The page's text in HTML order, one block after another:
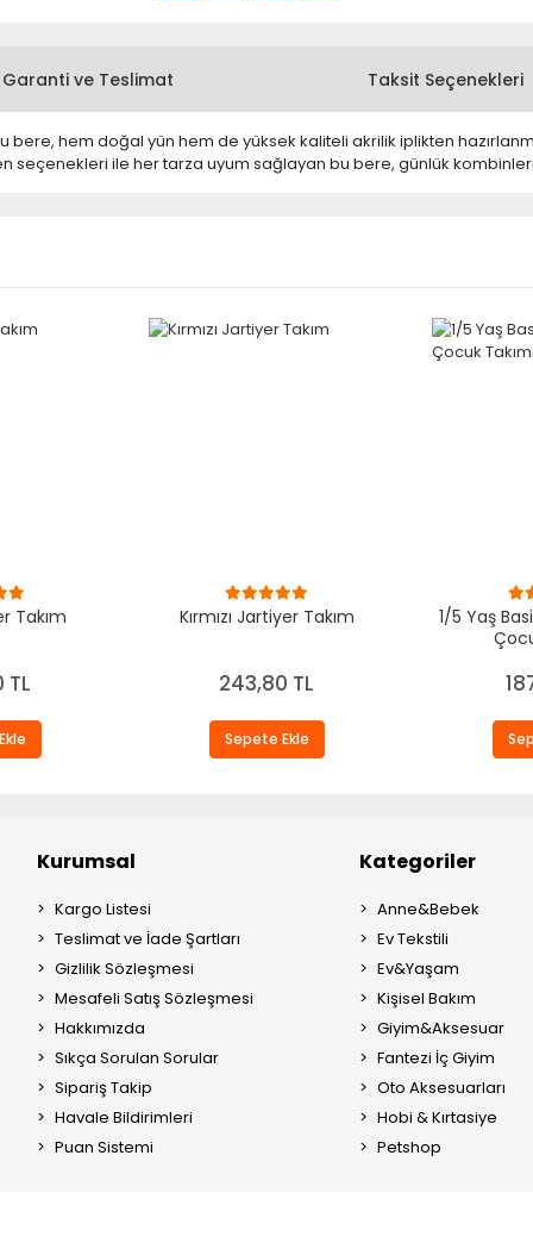
Garanti ve Teslimat Taksit Seçenekleri
hem doğal yün hem de yüksek kaliteli akrilik iplikten
seçenekleri ile her tarza uyum sağlayan bu bere, günlük
Takım
TL
Kırmızı Jartiyer Takım
243,80 TL
Sepete Ekle
1/5 Yaş
Kurumsal
Kargo Listesi
Teslimat ve İade Şartları
Gizlilik Sözleşmesi
Mesafeli Satış Sözleşmesi
Hakkımızda
Sıkça Sorulan Sorular
Sipariş Takip
Havale Bildirimleri
Puan Sistemi
Kategoriler
Anne&Bebek
Ev Tekstili
Ev&Yaşam
Kişisel Bakım
Giyim&Aksesuar
Fantezi İç Giyim
Oto Aksesuarları
Hobi & Kırtasiye
Petshop